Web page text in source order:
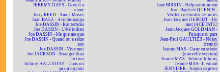
JEREMY DAYS - Give it a
name
Jerry REED - Amos Moses
Joan BAEZ - Asimbonanga
Joe DASSIN - Kanterbräu
Joe DASSIN - L'été indien
Joe DASSIN - Me que me que
Joe DASSIN - Quand on a seize
ans
Joe DASSIN - Vive moi
Joe JACKSON - Stranger than
fiction
Johnny HALLYDAY - Dans un
an ou un jour
Jane BIRKIN - Help camionneur
Jean-Baptiste QUENIN -
Veilleur de toutes les nuits
Jean-Jacques DEBOUT - Un
mot [ACÉTATE]
Jean-Jacques GOLDMAN -
Puisque tu pars
Jean-Paul GAULTIER - Noisy
(remix)
Jeanne MAS - Cœur en stéréo
(nouvelle version)
Jeanne MAS - Johnny Johnny
Jeanne MAS - L'enfant
JENNIFER - Amour express